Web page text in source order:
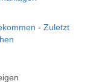
- Zuletzt